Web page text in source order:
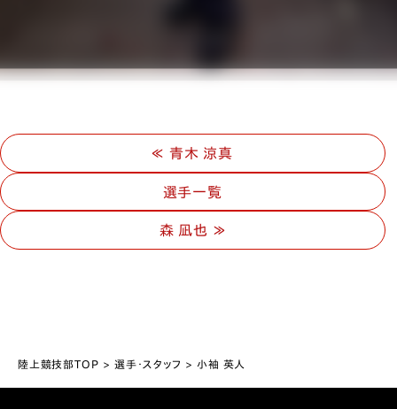
青木 涼真
選手一覧
森 凪也
陸上競技部TOP 選手・スタッフ 小袖 英人